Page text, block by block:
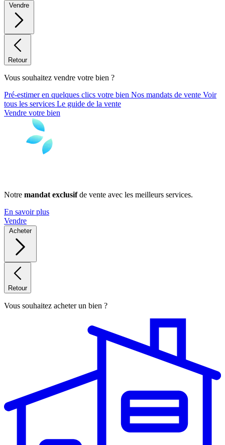
Vendre
Retour
Vous souhaitez vendre votre bien ?
Pré-estimer en quelques clics votre bien Nos mandats de vente Voir
tous les services Le guide de la vente
Vendre votre bien
Notre mandat exclusifde vente avec les meilleurs services.
En savoir plus
Vendre
Acheter
Retour
Vous souhaitez acheter un bien ?